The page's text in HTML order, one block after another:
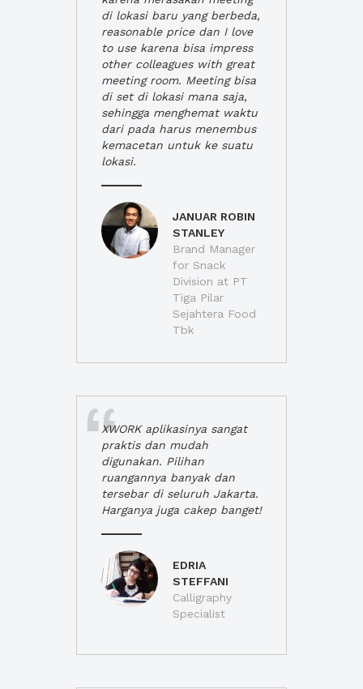
di lokasi baru yang berbeda,
reasonable price dan I love
to use karena bisa impress
other colleagues with great
meeting room. Meeting bisa
di set di lokasi mana saja,
sehingga menghemat waktu
dari pada harus menembus
kemacetan untuk ke suatu
lokasi.
JANUAR ROBIN
STANLEY
Brand Manager
for Snack
Division at PT
Tiga Pilar
Sejahtera Food
Tbk
XWORK aplikasinya sangat
praktis dan mudah
digunakan. Pilihan
ruangannya banyak dan
tersebar di seluruh Jakarta.
Harganya juga cakep banget!
EDRIA
STEFFANI
Calligraphy
Specialist